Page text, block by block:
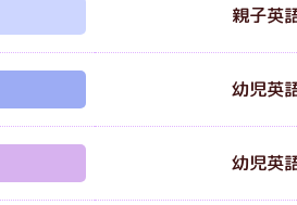
親子英
幼児英
幼児英